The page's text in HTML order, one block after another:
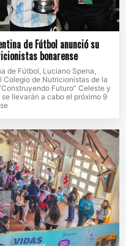
de Fútbol anunció su
bonarense
de Fútbol, Luciano Spena,
de Nutricionistas de la
Futuro” Celeste y
llevarán a cabo el próximo 9